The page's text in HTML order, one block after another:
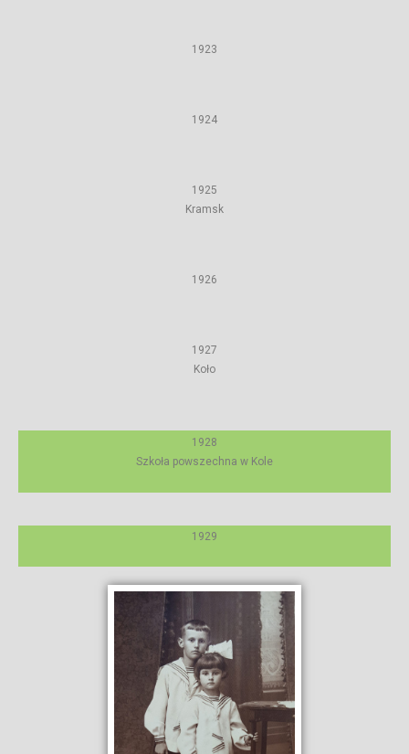
1923
1924
1925
Kramsk
1926
1927
Koło
1928
Szkoła powszechna w Kole
1929